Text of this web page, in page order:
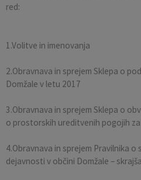
red:
1.Volitve in imenovanja
2.Obravnava in sprejem Sklepa o
Domžale v letu 2017
3.Obravnava in sprejem Sklepa o
o prostorskih ureditvenih pogojih
4.Obravnava in sprejem Pravilnika
dejavnosti v občini Domžale –
Katalog informacij javnega značaja
Uradni vestnik